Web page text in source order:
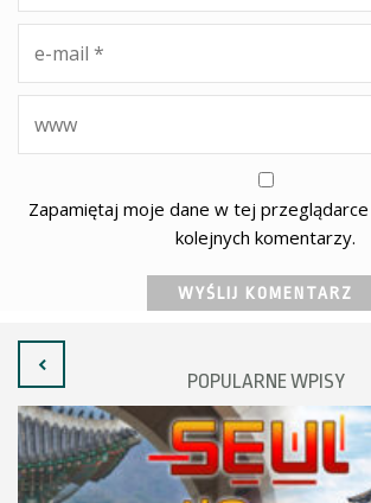
Zapamiętaj moje dane w tej
kolejnych komentarzy.
POPULARNE WPISY